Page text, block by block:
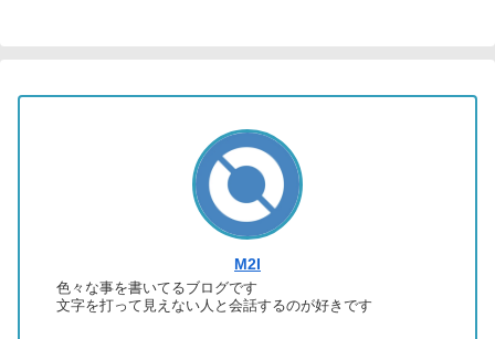
M2I
色々な事を書いてるブログです
文字を打って見えない人と会話するのが好きです